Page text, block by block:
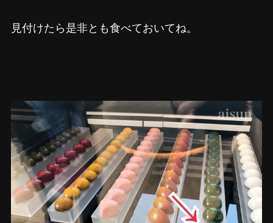
見付けたら是非とも食べておいてね。